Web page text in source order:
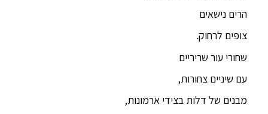
הרים נישאים
צופים לרחוק.
שחורי עור שריריים
עם שיניים צחורות,
מבנים של דלות בצידי ארמונות,